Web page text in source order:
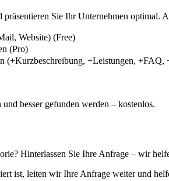
präsentieren Sie Ihr Unternehmen optimal.
Website) (Free)
(Pro)
(+Kurzbeschreibung, +Leistungen,
besser gefunden werden – kostenlos.
Hinterlassen Sie Ihre Anfrage – wir
ist, leiten wir Ihre Anfrage weiter und